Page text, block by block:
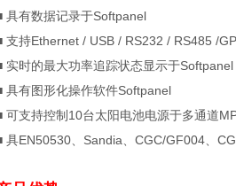
具有数据记录于Softpanel
支持Ethernet / USB / RS232 / RS485 /
实时的最大功率追踪状态显示于Softpanel
具有图形化操作软件Softpanel
可支持控制 10台太阳电池电源于多通道
具EN50530 Sandia CGC/GF004